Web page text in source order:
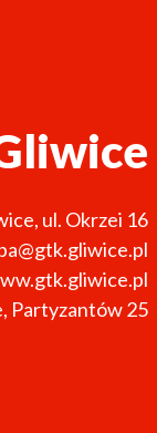
, ul. Okrzei 16
Partyzantów 25